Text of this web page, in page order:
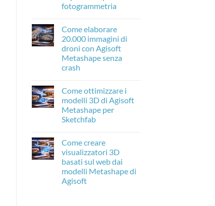
texture
in
Agisoft
Metashape
fotogrammetria
su
Agisoft
Metashape
2.3.1:
Cosa
c’è
di
perché
è
importante
per
la
fotogrammetria
Come elaborare
20.000 immagini di
droni con Agisoft
Metashape senza
crash
su
elaborare
20.000
immagini
di
Agisoft
Metashape
senza
crash
Come ottimizzare i
modelli 3D di Agisoft
Metashape per
Sketchfab
su
Come
ottimizzare
modelli
3D
di
Come creare
visualizzatori 3D
basati sul web dai
modelli Metashape di
Agisoft